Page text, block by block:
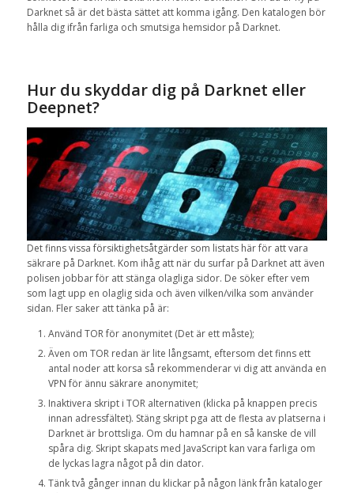
Darknet så är det bästa sättet att komma igång. Den katalogen bör
hålla dig ifrån farliga och smutsiga hemsidor på Darknet.
Hur du skyddar dig på Darknet eller
Deepnet?
Det finns vissa försiktighetsåtgärder som listats här för att vara
säkrare på Darknet. Kom ihåg att när du surfar på Darknetatt även
polisen jobbar för att stänga olagliga sidor. De söker efter vem
som lagt upp en olaglig sida och även vilken/vilka som använder
sidan. Fler saker att tänka på är:
Använd TORför anonymitet (Det är ett måste);
Även om TOR redan är lite långsamt, eftersom det finns ett
antal noder att korsa så rekommenderar vi dig att använda en
VPN för ännu säkrare anonymitet;
Inaktivera skript i TOR alternativen (klicka på knappen precis
innan adressfältet). Stäng skript pga att de flesta av platserna i
Darknet är brottsliga. Om du hamnar på en så kanske de vill
spåra dig. Skript skapats med JavaScript kan vara farliga om
de lyckas lagra något på din dator.
Tänk två gånger innan du klickarpå någon länkfrån kataloger